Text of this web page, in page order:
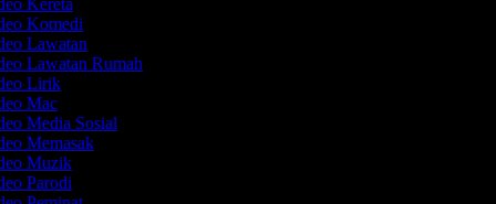
Komedi
Lawatan
Lawatan Rumah
Lirik
Mac
Media Sosial
Memasak
Muzik
Parodi